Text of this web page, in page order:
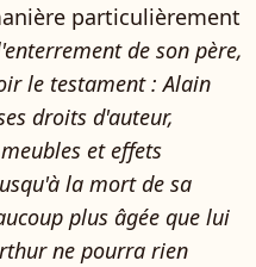
particulièrement
de son père,
le testament : Alain
droits d'auteur,
et effets
la mort de sa
plus âgée que lui
ne pourra rien